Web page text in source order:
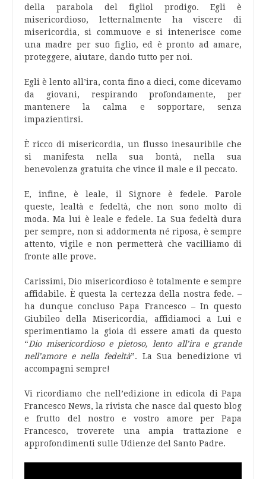
della parabola del figliol prodigo. Egli è
misericordioso, letternalmente ha viscere di
misericordia, si commuove e si intenerisce come
una madre per suo figlio, ed è pronto ad amare,
proteggere, aiutare, dando tutto per noi.
Egli è lento all’ira, conta fino a dieci, come dicevamo
da giovani, respirando profondamente, per
mantenere la calma e sopportare, senza
impazientirsi.
È ricco di misericordia, un flusso inesauribile che
si manifesta nella sua bontà, nella sua
benevolenza gratuita che vince il male e il peccato.
E, infine, è leale, il Signore è fedele. Parole
queste, lealtà e fedeltà, che non sono molto di
moda. Ma lui è leale e fedele. La Sua fedeltà dura
per sempre, non si addormenta né riposa, è sempre
attento, vigile e non permetterà che vacilliamo di
fronte alle prove.
Carissimi, Dio misericordioso è totalmente e sempre
affidabile. È questa la certezza della nostra fede. –
ha dunque concluso Papa Francesco – In questo
Giubileo della Misericordia, affidiamoci a Lui e
sperimentiamo la gioia di essere amati da questo
“Dio misericordioso e pietoso, lento all’ira e grande
nell’amore e nella fedeltà”. La Sua benedizione vi
accompagni sempre!
Vi ricordiamo che nell’edizione in edicola di Papa
Francesco News, la rivista che nasce dal questo blog
e frutto del nostro e vostro amore per Papa
Francesco, troverete una ampia trattazione e
approfondimenti sulle Udienze del Santo Padre.